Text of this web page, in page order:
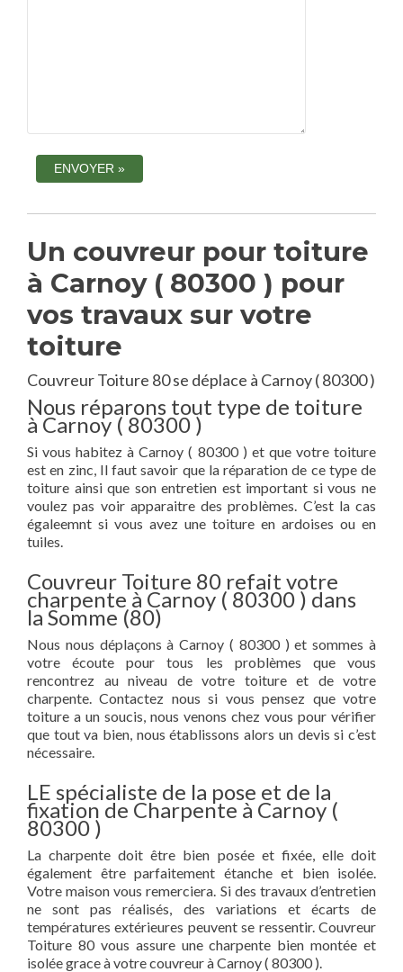
Un couvreur pour toiture
à Carnoy ( 80300 ) pour
vos travaux sur votre
toiture
Couvreur Toiture 80 se déplace à Carnoy ( 80300 )
Nous réparons tout type de toiture
à Carnoy ( 80300 )
Si vous habitez à Carnoy ( 80300 ) et que votre toiture
est en zinc, Il faut savoir que la réparation de ce type de
toiture ainsi que son entretien est important si vous ne
voulez pas voir apparaitre des problèmes. C’est la cas
égaleemnt si vous avez une toiture en ardoises ou en
tuiles.
Couvreur Toiture 80 refait votre
charpente à Carnoy ( 80300 ) dans
la Somme (80)
Nous nous déplaçons à Carnoy ( 80300 ) et sommes à
votre écoute pour tous les problèmes que vous
rencontrez au niveau de votre toiture et de votre
charpente. Contactez nous si vous pensez que votre
toiture a un soucis, nous venons chez vous pour vérifier
que tout va bien, nous établissons alors un devis si c’est
nécessaire.
LE spécialiste de la pose et de la
fixation de Charpente à Carnoy (
80300 )
La charpente doit être bien posée et fixée, elle doit
également être parfaitement étanche et bien isolée.
Votre maison vous remerciera. Si des travaux d’entretien
ne sont pas réalisés, des variations et écarts de
températures extérieures peuvent se ressentir. Couvreur
Toiture 80 vous assure une charpente bien montée et
isolée grace à votre couvreur à Carnoy ( 80300 ).